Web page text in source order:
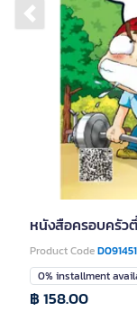
หนังสือครอบครัว
Product CodeD091451
0% installment
฿ 158.00